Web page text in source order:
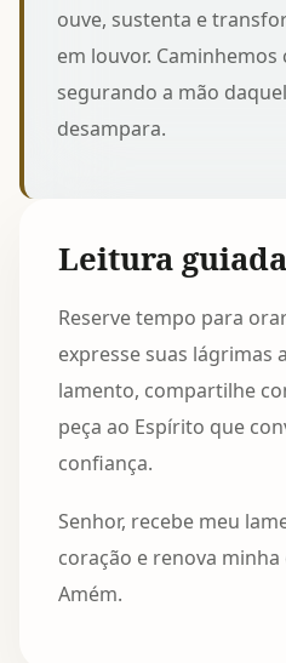
ouve, sustenta e
em louvor. Caminhemos
segurando a mão
desampara.
Leitura guiada
Reserve tempo para
expresse suas lágrimas
lamento, compartilhe
peça ao Espírito que
confiança.
Senhor, recebe meu
coração e renova minha
Amém.